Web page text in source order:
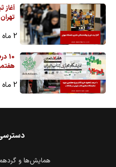
آغاز
2 ماه پیش
2 ماه پیش
همایش‌ها و